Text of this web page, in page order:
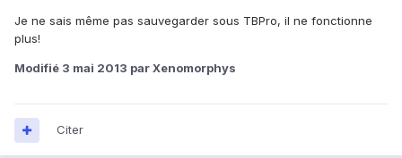
Je ne sais même pas sauvegarder sous TBPro, il ne fonctionne
plus!
Modifié 3 mai 2013 par Xenomorphys
Citer